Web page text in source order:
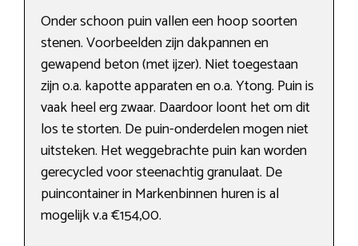
Onder schoon puin vallen een hoop soorten
stenen. Voorbeelden zijn dakpannen en
gewapend beton (met ijzer). Niet toegestaan
zijn o.a. kapotte apparaten en o.a. Ytong. Puin is
vaak heel erg zwaar. Daardoor loont het om dit
los te storten. De puin-onderdelen mogen niet
uitsteken. Het weggebrachte puin kan worden
gerecycled voor steenachtig granulaat. De
puincontainer in Markenbinnen huren is al
mogelijk v.a €154,00.